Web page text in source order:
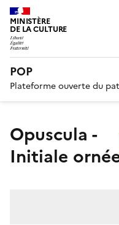
MINISTÈRE
DE LA CULTURE
POP
Plateforme ouverte du
Opuscula -
Initiale